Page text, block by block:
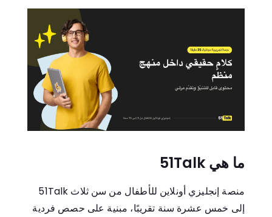
ما هي 51Talk
51Talk منصة إنجليزي أونلاين للأطفال من سن ثلاث
إلى خمس عشرة سنة تقريبًا، مبنية على حصص فردية